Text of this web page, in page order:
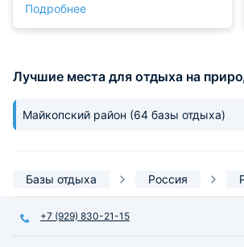
По территории бегают большие
хозяйские собаки. Нам было
Подробнее
Лучшие места для отдыха на
Майкопский район (64 базы отдыха)
Базы отдыха Россия
+7 (929) 830-21-15